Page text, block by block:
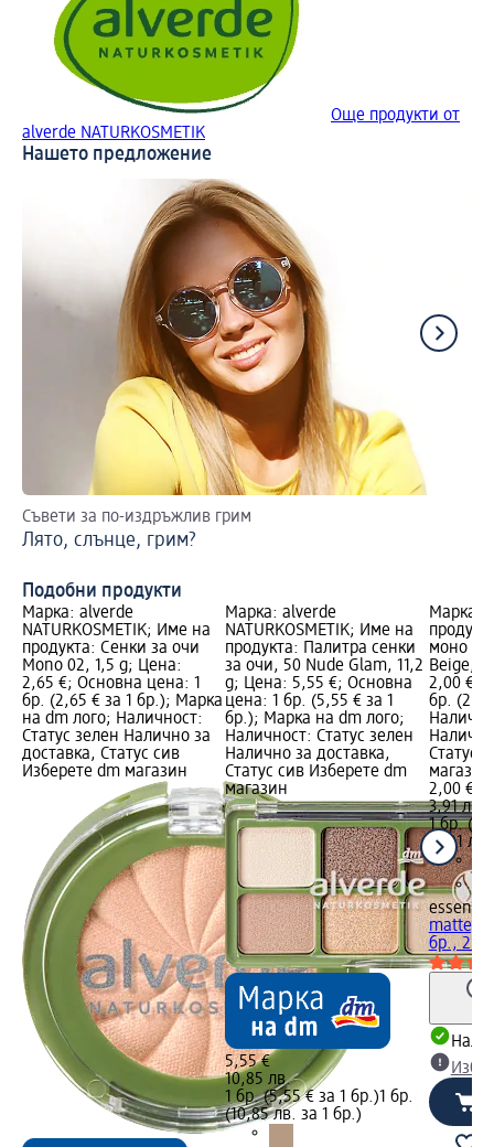
Още продукти от
alverde NATURKOSMETIK
Нашето предложение
Съвети за по-издръжлив грим
Лято, слънце, грим?
Подобни продукти
Марка: alverde
NATURKOSMETIK; Име на
продукта: Сенки за очи
Mono 02, 1,5 g; Цена:
2,65 €; Основна цена: 1
бр. (2,65 € за 1 бр.); Марка
на dm лого; Наличност:
Статус зелен Налично за
доставка, Статус сив
Изберете dm магазин
Марка: alverde
NATURKOSMETIK; Име на
продукта: Палитра сенки
за очи, 50 Nude Glam, 11,2
g; Цена: 5,55 €; Основна
цена: 1 бр. (5,55 € за 1
бр.); Марка на dm лого;
Наличност: Статус зелен
Налично за доставка,
Статус сив Изберете dm
магазин
5,55 €
10,85 лв.
1 бр. (5,55 € за 1 бр.)1 бр.
(10,85 лв. за 1 бр.)
Марка:
моно
Beige,
2,00 €;
бр.
Статус
магазин
2,00 €
3,91 лв.
1 бр.
(3,91
essence
matte,
бр., 2 g